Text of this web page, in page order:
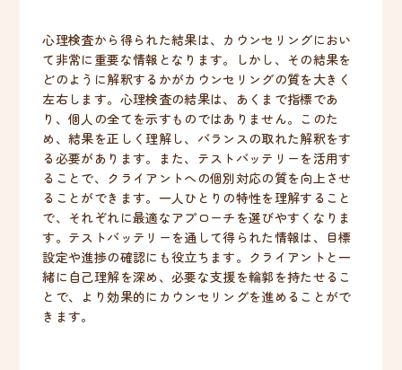
心理検査から得られた結果は、カウンセリングにおい
て非常に重要な情報となります。しかし、その結果を
どのように解釈するかがカウンセリングの質を大きく
左右します。心理検査の結果は、あくまで指標であ
り、個人の全てを示すものではありません。このた
め、結果を正しく理解し、バランスの取れた解釈をす
る必要があります。また、テストバッテリーを活用す
ることで、クライアントへの個別対応の質を向上させ
ることができます。一人ひとりの特性を理解すること
で、それぞれに最適なアプローチを選びやすくなりま
す。テストバッテリーを通して得られた情報は、目標
設定や進捗の確認にも役立ちます。クライアントと一
緒に自己理解を深め、必要な支援を輪郭を持たせるこ
とで、より効果的にカウンセリングを進めることがで
きます。